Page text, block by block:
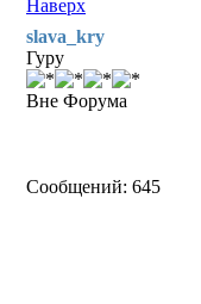
Наверх
slava_kry
Гуру
Вне Форума
Сообщений: 645